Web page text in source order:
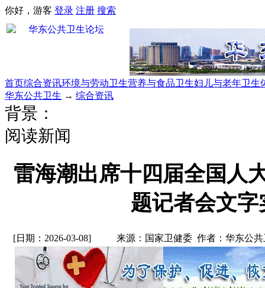
你好，游客 登录 注册 搜索
首页综合资讯环境与劳动卫生营养与食品卫生妇儿与老年卫生
华东公共卫生 → 综合资讯
背景：
阅读新闻
雷海潮出席十四届全国人
题记者会文字
[日期：2026-03-08] 来源：国家卫健委 作者：华东公